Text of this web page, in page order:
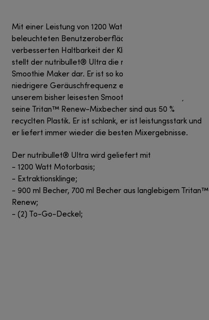
Mit einer Leistung von 1200 Watt, einer intuitiven,
beleuchteten Benutzeroberfläche und einer
verbesserten Haltbarkeit der Klingen (5 Jahre Garantie)
stellt der nutribullet® Ultra die nächste Generation der
Smoothie Maker dar. Er ist so konstruiert, dass er eine
niedrigere Geräuschfrequenz erzeugt, was ihn zu
unserem bisher leisesten Smoothie Maker macht, und
seine Tritan™ Renew-Mixbecher sind aus 50 %
recyclten Plastik. Er ist schlank, er ist leistungsstark und
er liefert immer wieder die besten Mixergebnisse.
Der nutribullet® Ultra wird geliefert mit
- 1200 Watt Motorbasis;
- Extraktionsklinge;
- 900 ml Becher, 700 ml Becher aus langlebigem Tritan™
Renew;
- (2) To-Go-Deckel;